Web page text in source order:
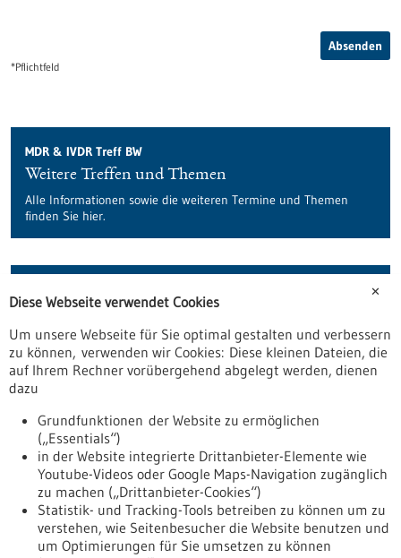
Absenden
*Pflichtfeld
MDR & IVDR Treff BW
Weitere Treffen und Themen
Alle Informationen sowie die weiteren Termine und Themen
finden Sie hier.
8. MDR & IVDR Treff BW
Online
Anmeldefrist:30.09.2021
✕
Diese Webseite verwendet Cookies
Um unsere Webseite für Sie optimal gestalten und verbessern
zu können, verwenden wir Cookies: Diese kleinen Dateien, die
auf Ihrem Rechner vorübergehend abgelegt werden, dienen
dazu
Grundfunktionen der Website zu ermöglichen
(„Essentials“)
in der Website integrierte Drittanbieter-Elemente wie
Youtube-Videos oder Google Maps-Navigation zugänglich
zu machen („Drittanbieter-Cookies“)
Statistik- und Tracking-Tools betreiben zu können um zu
verstehen, wie Seitenbesucher die Website benutzen und
um Optimierungen für Sie umsetzen zu können